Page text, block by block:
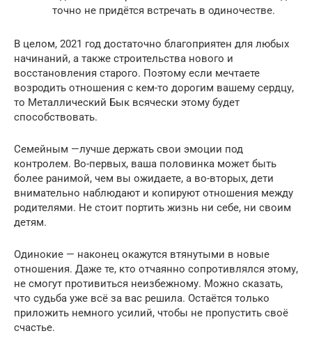
точно не придётся встречать в одиночестве.
В целом, 2021 год достаточно благоприятен для любых
начинаний, а также строительства нового и
восстановления старого. Поэтому если мечтаете
возродить отношения с кем-то дорогим вашему сердцу,
то Металлический Бык всячески этому будет
способствовать.
Семейным —лучше держать свои эмоции под
контролем. Во-первых, ваша половинка может быть
более ранимой, чем вы ожидаете, а во-вторых, дети
внимательно наблюдают и копируют отношения между
родителями. Не стоит портить жизнь ни себе, ни своим
детям.
Одинокие — наконец окажутся втянутыми в новые
отношения. Даже те, кто отчаянно сопротивлялся этому,
не смогут противиться неизбежному. Можно сказать,
что судьба уже всё за вас решила. Остаётся только
приложить немного усилий, чтобы не пропустить своё
счастье.